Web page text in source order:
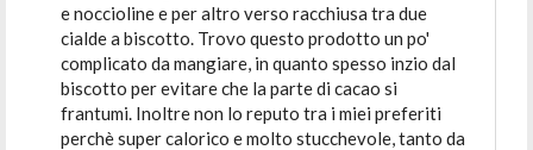
e noccioline e per altro verso racchiusa tra due
cialde a biscotto. Trovo questo prodotto un po'
complicato da mangiare, in quanto spesso inzio dal
biscotto per evitare che la parte di cacao si
frantumi. Inoltre non lo reputo tra i miei preferiti
perchè super calorico e molto stucchevole, tanto da